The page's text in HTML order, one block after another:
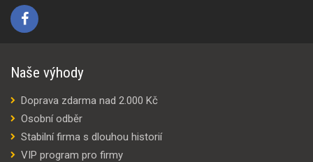
Naše výhody
Doprava zdarma nad 2.000 Kč
Osobní odběr
Stabilní firma s dlouhou historií
VIP program pro firmy